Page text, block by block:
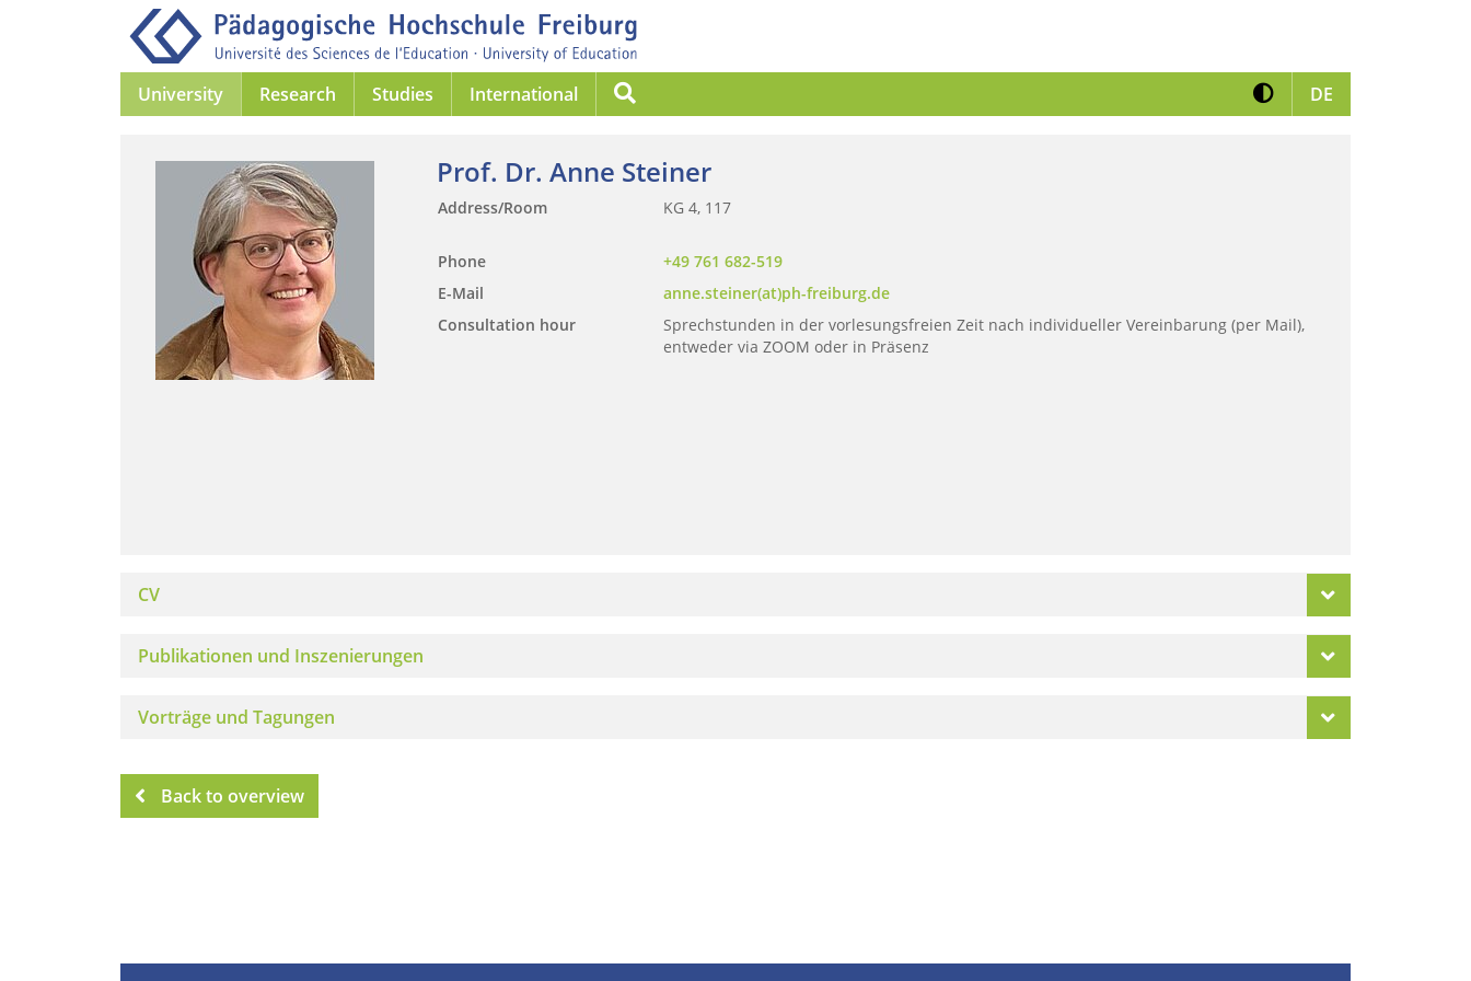
University Research Studies International Kontrast erhöhen
DE
Prof. Dr. Anne Steiner
Address/Room KG 4, 117
Phone
+49 761 682-519
E-Mail
anne.steiner(at)ph-freiburg.de
Consultation hour
Sprechstunden in der vorlesungsfreien Zeit nach individueller Vereinbarung (per Mail),
entweder via ZOOM oder in Präsenz
CV
Publikationen und Inszenierungen
Vorträge und Tagungen
Back to overview